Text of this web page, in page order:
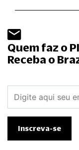
Quem faz o
Receba o